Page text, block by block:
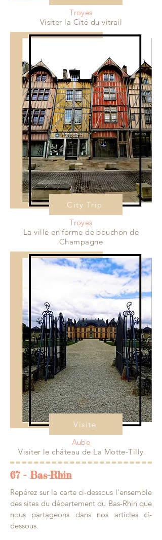
Troyes
Visiter la Cité du vitrail
City Trip
Troyes
La ville en forme de bouchon de
Champagne
Visite
Aube
Visiter le château de La Motte-Tilly
67 - Bas-Rhin
Repérez sur la carte ci-dessous l'ensemble
des sites du département du Bas-Rhin que
nous partageons dans nos articles ci-
dessous.